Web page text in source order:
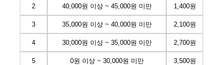
2 40,000원 이상 ~ 45,000원 미만 1,400원
3 35,000원 이상 ~ 40,000원 미만 2,100원
4 30,000원 이상 ~ 35,000원 미만 2,700원
5 0원 이상 ~ 30,000원 미만 3,500원